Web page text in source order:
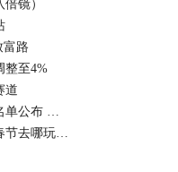
镜）
富路
整至4%
道
第三批城市一刻钟便民生活圈试点名单公布 山西1市入选
2022春节去哪玩经济实惠（2021年春节去哪玩比较好）